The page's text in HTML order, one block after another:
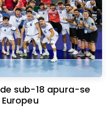
sub-18 apura-se